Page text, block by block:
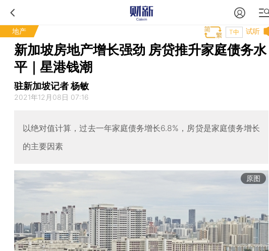
地产 试听
T中
新加坡房地产增长强劲 房贷推升家庭债务水
平｜星港钱潮
驻新加坡记者 杨敏
2021年12月08日 07:16
以绝对值计算，过去一年家庭债务增长6.8%，房贷是家庭债务增长
的主要因素
原图